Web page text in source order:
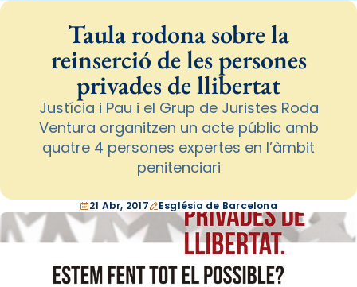
Taula rodona sobre la
reinserció de les persones
privades de llibertat
Justícia i Pau i el Grup de Juristes Roda
Ventura organitzen un acte públic amb
quatre 4 persones expertes en l’àmbit
penitenciari
21 Abr, 2017 Església de Barcelona